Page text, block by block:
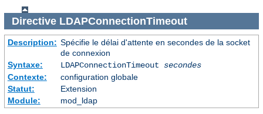
Directive LDAPConnectionTimeout
Description: Spécifie le délai d'attente en secondes de la socket
de connexion
Syntaxe:
LDAPConnectionTimeout secondes
Contexte:
configuration globale
Statut:
Extension
Module:
mod_ldap